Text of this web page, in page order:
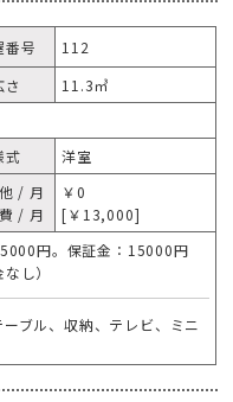
番号
112
さ
11.3㎥
式
洋室
/ 月
/ 月
￥0
[￥13,000]
円。保証金：15000円
し）
ブル、収納、テレビ、ミニ